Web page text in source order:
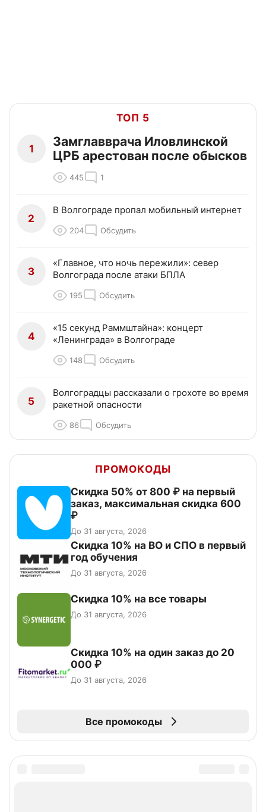
ТОП 5
1
Замглавврача Иловлинской
ЦРБ арестован после обысков
445 1
2
В Волгограде пропал мобильный интернет
204 Обсудить
3
«Главное, что ночь пережили»: север
Волгограда после атаки БПЛА
195 Обсудить
4
«15 секунд Раммштайна»: концерт
«Ленинграда» в Волгограде
148 Обсудить
5
Волгоградцы рассказали о грохоте во время
ракетной опасности
86 Обсудить
ПРОМОКОДЫ
Скидка 50% от 800 ₽ на первый
заказ, максимальная скидка 600
₽
До 31 августа, 2026
Скидка 10% на ВО и СПО в первый
год обучения
До 31 августа, 2026
Скидка 10% на все товары
До 31 августа, 2026
Скидка 10% на один заказ до 20
000 ₽
До 31 августа, 2026
Все промокоды